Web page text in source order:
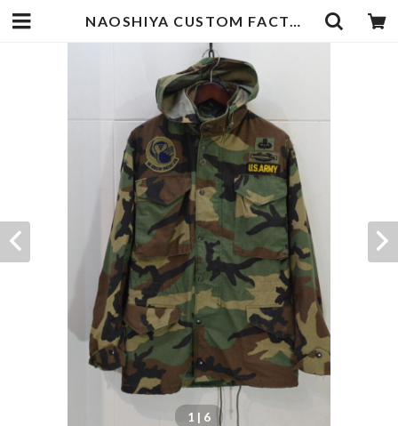
NAOSHIYA CUSTOM FACTORY M-65 HOODY | goodbadstore
1 | 6